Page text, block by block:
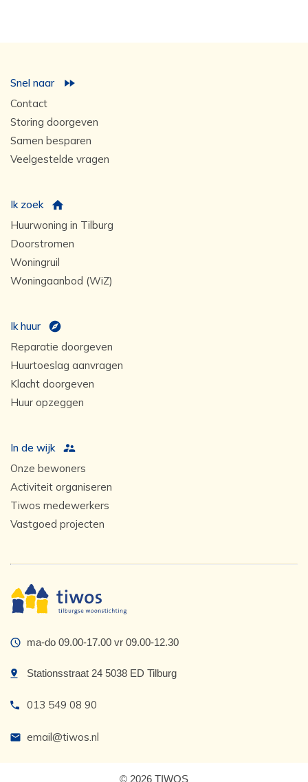
Snel naar
Contact
Storing doorgeven
Samen besparen
Veelgestelde vragen
Ik zoek
Huurwoning in Tilburg
Doorstromen
Woningruil
Woningaanbod (WiZ)
Ik huur
Reparatie doorgeven
Huurtoeslag aanvragen
Klacht doorgeven
Huur opzeggen
In de wijk
Onze bewoners
Activiteit organiseren
Tiwos medewerkers
Vastgoed projecten
ma-do 09.00-17.00 vr 09.00-12.30
Stationsstraat 24 5038 ED Tilburg
013 549 08 90
email@tiwos.nl
© 2026 TIWOS